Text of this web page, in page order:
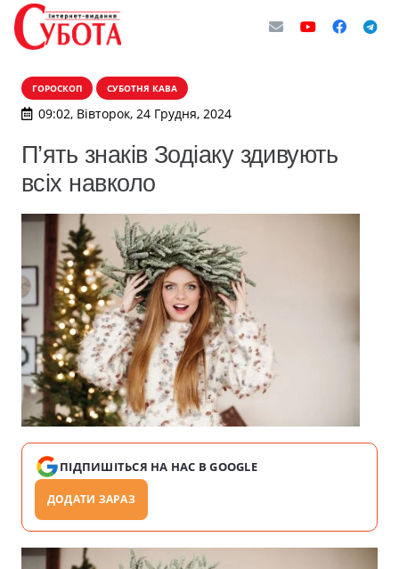
ГОРОСКОП СУБОТНЯ КАВА
09:02, Вівторок, 24 Грудня, 2024
П’ять знаків Зодіаку здивують
всіх навколо
ПІДПИШІТЬСЯ НА НАС В GOOGLE
ДОДАТИ ЗАРАЗ